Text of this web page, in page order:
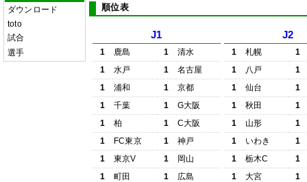
ダウンロード
toto
試合
選手
順位表
J1
1 鹿島 1
清水
1
水戸 1
名古屋
1
浦和 1
京都
1
千葉 1
G大阪
1
柏 1
C大阪
1
FC東京 1
神戸
1
東京V 1
岡山
1
町田 1
広島
J2
1 札幌
1
1
八戸
1
1
仙台
1
1
秋田
1
1
山形
1
1
いわき
1
1
栃木C
1
1
大宮
1